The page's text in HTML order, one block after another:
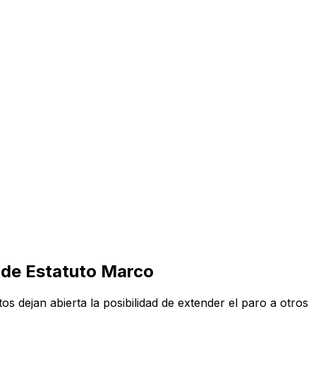
Estatuto Marco
dejan abierta la posibilidad de extender el paro a otros